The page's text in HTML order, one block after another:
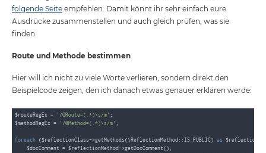
folgende Seite empfehlen. Damit könnt ihr sehr einfach eure
Ausdrücke zusammenstellen und auch gleich prüfen, was sie
finden.
Route und Methode bestimmen
Hier will ich nicht zu viele Worte verlieren, sondern direkt den
Beispielcode zeigen, den ich danach etwas genauer erklären werde:
$routeRegEx = '/@Route=(.*)\s/m' ;
$methodRegEx =
'/@Method=(.*)\s/m' ;
foreach ($reflectionClass->getMethods(\ReflectionMethod::IS_PUBLIC) as
    $docComment = $reflectionMethod->getDocComment();